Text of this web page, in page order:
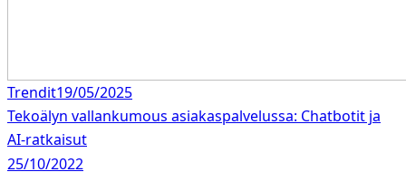
Trendit19/05/2025
Tekoälyn vallankumous asiakaspalvelussa: Chatbotit ja
AI-ratkaisut
25/10/2022